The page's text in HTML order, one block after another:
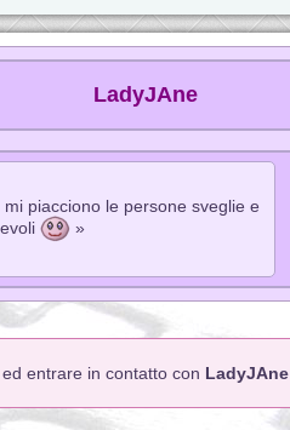
LadyJAne
piacciono le persone sveglie e
»
entrare in contatto con LadyJAne